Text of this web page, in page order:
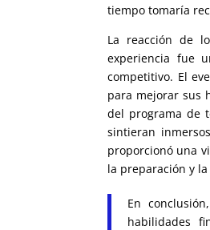
tiempo tomaría
La reacción de
experiencia fue
competitivo. El
para mejorar sus
del programa de
sintieran
proporcionó una
la preparación y
En
habilidades